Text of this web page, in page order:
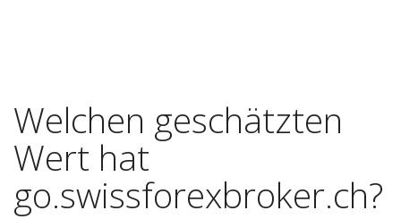
Welchen geschätzten
Wert hat
go.swissforexbroker.ch?